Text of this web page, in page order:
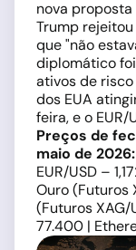
nova proposta
Trump
que "não
diplomático
ativos de
dos EUA
feira, e o
Preços de
maio de 2026:
EUR/USD –
Ouro (Futuros
(Futuros XAG/
77.400 |